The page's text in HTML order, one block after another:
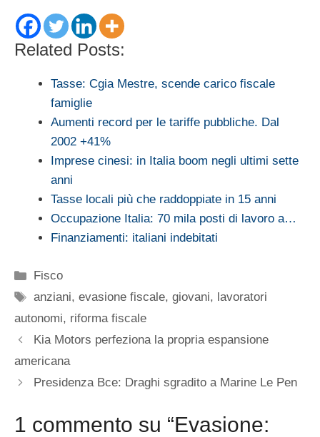
Related Posts:
Tasse: Cgia Mestre, scende carico fiscale
famiglie
Aumenti record per le tariffe pubbliche. Dal
2002 +41%
Imprese cinesi: in Italia boom negli ultimi sette
anni
Tasse locali più che raddoppiate in 15 anni
Occupazione Italia: 70 mila posti di lavoro a…
Finanziamenti: italiani indebitati
Categorie
Fisco
Tag
anziani,evasione fiscale,giovani, lavoratori
autonomi, riforma fiscale
Kia Motors perfeziona la propria espansione
americana
Presidenza Bce: Draghi sgradito a Marine Le Pen
1 commento su “Evasione: